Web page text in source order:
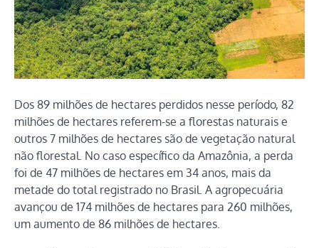
Dos 89 milhões de hectares perdidos nesse período, 82
milhões de hectares referem-se a florestas naturais e
outros 7 milhões de hectares são de vegetação natural
não florestal. No caso específico da Amazônia, a perda
foi de 47 milhões de hectares em 34 anos, mais da
metade do total registrado no Brasil. A agropecuária
avançou de 174 milhões de hectares para 260 milhões,
um aumento de 86 milhões de hectares.